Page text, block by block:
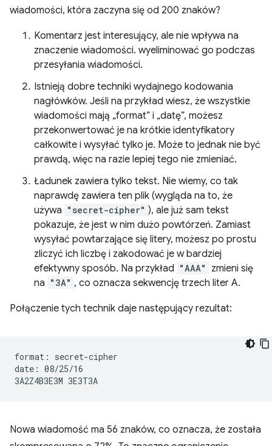
wiadomości, która zaczyna się od 200 znaków?
Komentarz jest interesujący, ale nie wpływa na
znaczenie wiadomości. wyeliminować go podczas
przesyłania wiadomości.
Istnieją dobre techniki wydajnego kodowania
nagłówków. Jeśli na przykład wiesz, że wszystkie
wiadomości mają „format” i „datę”, możesz
przekonwertować je na krótkie identyfikatory
całkowite i wysyłać tylko je. Może to jednak nie być
prawdą, więc na razie lepiej tego nie zmieniać.
Ładunek zawiera tylko tekst. Nie wiemy, co tak
naprawdę zawiera ten plik (wygląda na to, że
używa "secret-cipher" ), ale już sam tekst
pokazuje, że jest w nim dużo powtórzeń. Zamiast
wysyłać powtarzające się litery, możesz po prostu
zliczyć ich liczbę i zakodować je w bardziej
efektywny sposób. Na przykład "AAA"
zmieni się
na "3A" , co oznacza sekwencję trzech liter A.
Połączenie tych technik daje następujący rezultat:
format: secret-cipher
date: 08/25/16
Nowa wiadomość ma 56 znaków, co oznacza, że została